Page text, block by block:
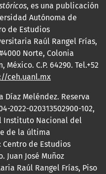
, es una publicación
Autónoma de
de Estudios
Raúl Rangel Frías,
Norte, Colonia
C.P. 64290. Tel.+52
ceh.uanl.mx
Díaz Meléndez. Reserva
2022-020313502900-102,
Instituto Nacional del
de la última
de Estudios
Juan José Muñoz
Raúl Rangel Frías, Piso